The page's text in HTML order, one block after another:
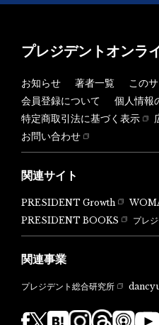
プレジデントオンラ
お知らせ 著者一覧
この
会員登録について
個人情報
特定商取引法に基づく表示
お問い合わせ
関連サイト
PRESIDENT Growth
PRESIDENT BOOKS
プレ
関連事業
プレジデント総合研究所